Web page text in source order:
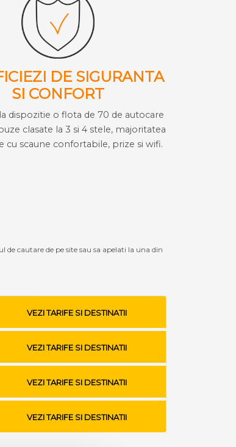
DE SIGURANTA
SI CONFORT
dispozitie o flota de 70 de autocare
clasate la 3 si 4 stele, majoritatea
cu scaune confortabile, prize si wifi.
cautare de pe site sau sa apelati la una din
VEZI TARIFE SI DESTINATII
VEZI TARIFE SI DESTINATII
VEZI TARIFE SI DESTINATII
VEZI TARIFE SI DESTINATII